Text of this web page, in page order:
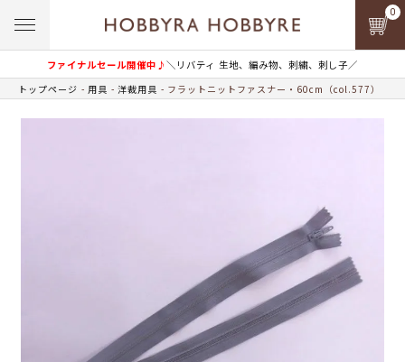
ファイナルセール開催中♪＼リバティ 生地、編み物、刺繍、刺し子／
0
トップページ 用具 洋裁用具 フラットニットファスナー・60cm（col.577）